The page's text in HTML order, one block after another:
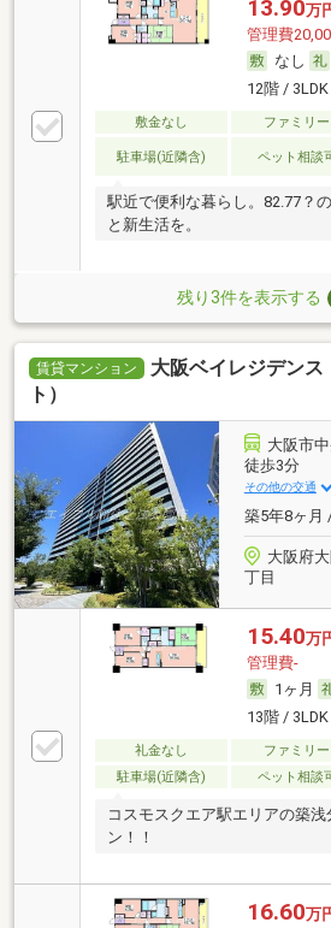
13.90万
管理費
なし
12階 /
敷金なし ファミリー
駐車場(近隣含) ペット相談
駅近で便利な暮らし。82.77？
と新生活を。
残り3件を表示する
賃貸マンション
大阪ベイレジデン
ト）
大阪市
徒歩3分
その他の交通
築5年8ヶ月
大阪府
丁目
15.40万
管理費-
1ヶ月
13階 /
礼金なし ファミリー
駐車場(近隣含)
ペット相談
コスモスクエア駅エリアの築浅
ン！！
16.60万